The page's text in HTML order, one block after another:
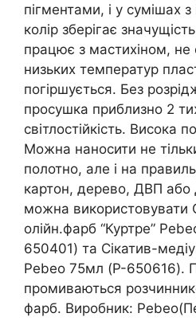
пігментами, і у сумішах
колір зберігає
працює з мастихіном, не
низьких температур
погіршується. Без
просушка приблизно 2
світлостійкість. Висока
Можна наносити не
полотно, але і на
картон, дерево, ДВП або
можна використовувати
олійн.фарб “Куртре”
650401) та Сікатив-
Pebeo 75мл (P-650616).
промиваються
фарб. Виробник: